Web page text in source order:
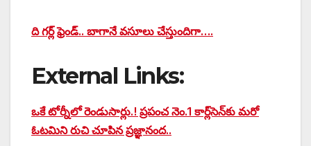
ది గర్ల్ ఫ్రెండ్.. బాగానే వసూలు చేస్తుందిగా….
External Links:
ఒకే టోర్నీలో రెండుసార్లు.! ప్రపంచ నెం.1 కార్ల్‌సెన్‌కు మరో
ఓటమిని రుచి చూపిన ప్రజ్ఞానంద..